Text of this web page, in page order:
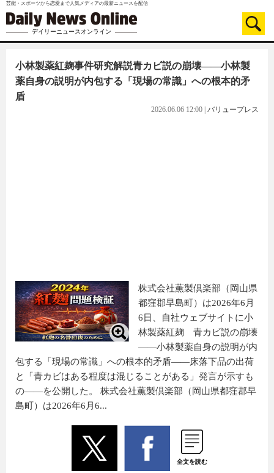
芸能・スポーツから恋愛まで人気メディアの最新ニュースを配信
デイリーニュースオンライン
小林製薬紅麹事件研究解説青カビ説の崩壊——小林製
薬自身の説明が内包する「現場の常識」への根本的矛
盾
2026.06.06 12:00 バリュープレス
株式会社薫製倶楽部（岡山県
都窪郡早島町）は2026年6月
6日、自社ウェブサイトに小
林製薬紅麹 青カビ説の崩壊
——小林製薬自身の説明が内
包する「現場の常識」への根本的矛盾——床落下品の出荷
と「青カビはある程度は混じることがある」発言が示すも
の——を公開した。 株式会社薫製倶楽部（岡山県都窪郡早
島町）は2026年6月6...
全文を読む